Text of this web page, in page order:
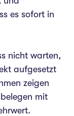
es sofort in
nicht warten,
aufgesetzt
zeigen
mit